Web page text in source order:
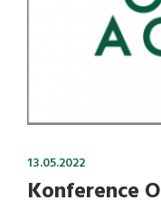
13.05.2022
Konference